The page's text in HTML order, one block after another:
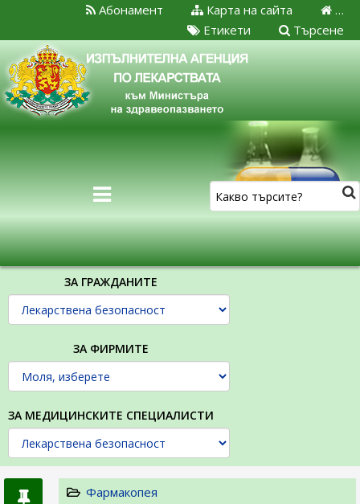
…
Карта на сайта
Абонамент
Търсене
Етикети
ЗА ГРАЖДАНИТЕ
ЗА ФИРМИТЕ
ЗА МЕДИЦИНСКИТЕ СПЕЦИАЛИСТИ
Фармакопея